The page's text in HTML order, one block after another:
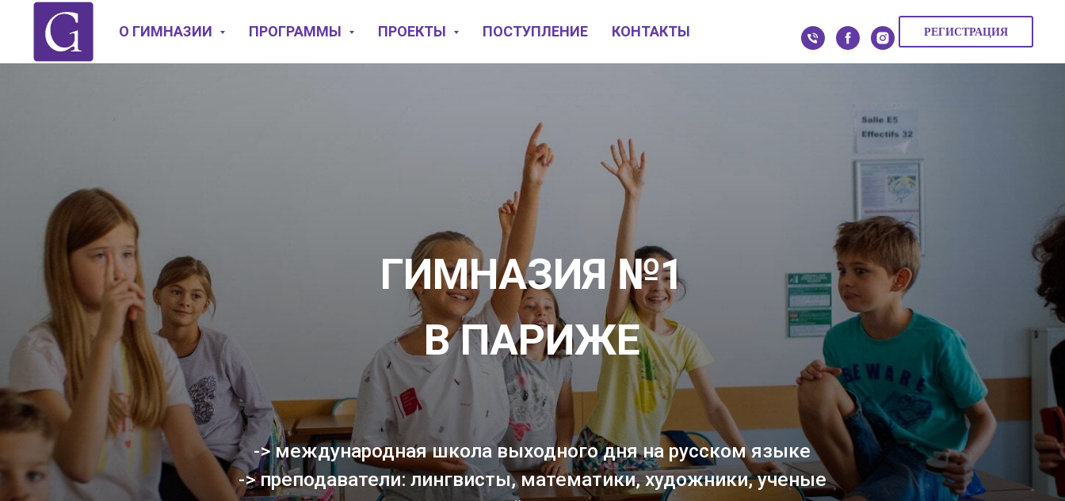
О ГИМНАЗИИ ПРОГРАММЫ ПРОЕКТЫ ПОСТУПЛЕНИЕ КОНТАКТЫ РЕГИСТРАЦИЯ
-> международная школа выходного дня на русском языке
-> преподаватели: лингвисты, математики, художники, ученые
-> для детей от 2 до 17 лет
ГИМНАЗИЯ №1
В ПАРИЖЕ